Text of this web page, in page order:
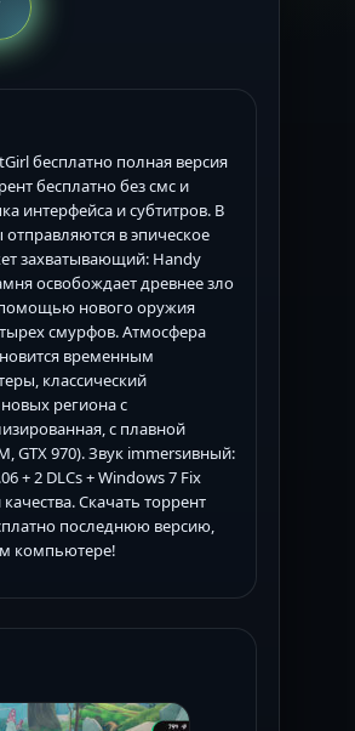
бесплатно полная версия
бесплатно без смс и
интерфейса и субтитров. В
в эпическое
захватывающий: Handy
освобождает древнее зло
помощью нового оружия
смурфов. Атмосфера
временным
классический
региона с
с плавной
GTX 970). Звук immersивный:
+ 2 DLCs + Windows 7 Fix
Скачать торрент
последнюю версию,
компьютере!